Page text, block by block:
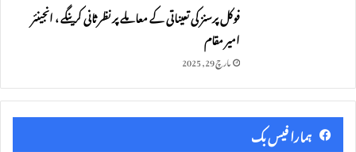
فوکل پرسنز کی تعیناتی کے معاملے پر نظر ثانی کرینگے ، انجینئر
امیر مقام
مارچ 29, 2025
ہمارا فیس بک